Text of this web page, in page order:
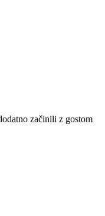
začinili z gostom